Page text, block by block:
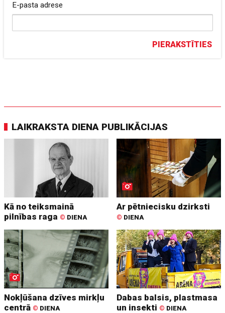
E-pasta adrese
PIERAKSTĪTIES
LAIKRAKSTA DIENA PUBLIKĀCIJAS
Kā no teiksmainā
pilnības raga © DIENA
Ar pētniecisku dzirksti
© DIENA
Nokļūšana dzīves mirkļu
centrā © DIENA
Dabas balsis, plastmasa
un insekti © DIENA